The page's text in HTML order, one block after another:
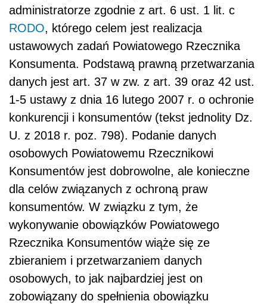
administratorze zgodnie z art. 6 ust. 1 lit. c
RODO, którego celem jest realizacja
ustawowych zadań Powiatowego Rzecznika
Konsumenta. Podstawą prawną przetwarzania
danych jest art. 37 w zw. z art. 39 oraz 42 ust.
1-5 ustawy z dnia 16 lutego 2007 r. o ochronie
konkurencji i konsumentów (tekst jednolity Dz.
U. z 2018 r. poz. 798). Podanie danych
osobowych Powiatowemu Rzecznikowi
Konsumentów jest dobrowolne, ale konieczne
dla celów związanych z ochroną praw
konsumentów. W związku z tym, że
wykonywanie obowiązków Powiatowego
Rzecznika Konsumentów wiąże się ze
zbieraniem i przetwarzaniem danych
osobowych, to jak najbardziej jest on
zobowiązany do spełnienia obowiązku